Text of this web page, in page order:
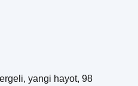
yangi hayot, 98